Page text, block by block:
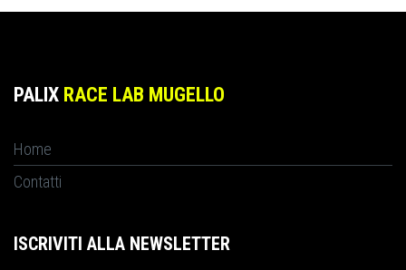
PALIX RACE LAB MUGELLO
Home
Contatti
ISCRIVITI ALLA NEWSLETTER